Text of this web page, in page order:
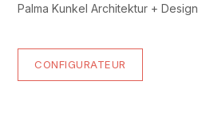
Palma Kunkel Architektur + Design
CONFIGURATEUR